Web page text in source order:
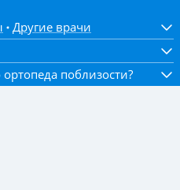
Другие врачи
поблизости?